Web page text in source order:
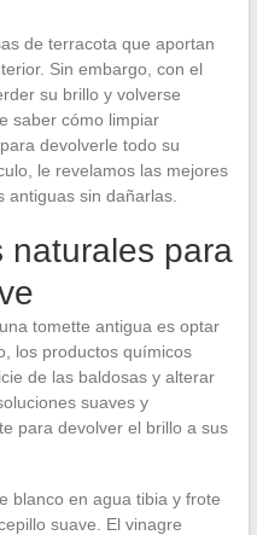
de terracota que aportan
Sin embargo, con el
su brillo y volverse
saber cómo limpiar
devolverle todo su
le revelamos las mejores
antiguas sin dañarlas.
naturales para
tomette antigua es optar
los productos químicos
de las baldosas y alterar
suaves y
para devolver el brillo a sus
blanco en agua tibia y frote
suave. El vinagre